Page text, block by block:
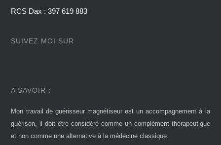
RCS Dax : 397 619 883
SUIVEZ MOI SUR
A SAVOIR :
Mon travail de guérisseur magnétiseur est un accompagnement à la
guérison, il doit être considéré comme un complément thérapeutique
et non comme une alternative à la médecine classique.